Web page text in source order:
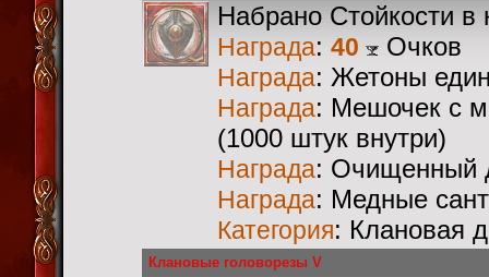
Набрано Стойкости в
Награда: 40 Очков
Награда: Жетоны
Награда: Мешочек с
(1000 штук внутри)
Награда: Очищенный
Награда: Медные
Категория: Клановая
Клановые головорезы V